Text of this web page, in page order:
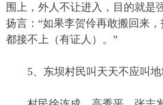
围上，外人不让进入，目的就是
扬言：“如果李贺伶再敢搬回来
都接不上（有证人）。”
5、东坝村民叫天天不应叫地